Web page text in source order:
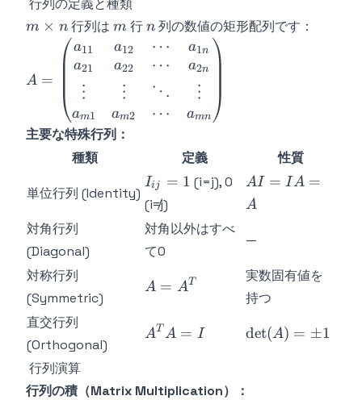
m
\times
m × n行列は m
m行n
n列の数値の矩形配列です：
\begin{pmatrix}
a_{11} &
a_{12} & \cdots
& a_{1n} \\
a_{21} &
a_{22} & \cdots
\vdots & \vdots
\vdots \\
a_{m1} &
a_{m2} &
\cdots &
a_{mn}
\end{pmatrix}
A =
a11
a21
⋮
am1
a12
a22
⋮
am2
⋯
⋯
⋱
⋯
a1n
a2n
⋮
amn
主要な特殊行列：
種類
定義 性質
単位行列 (Identity)
I_{ij}
= 1
Iij = 1 (i=j), 0
(i≠j)
AI
=
A I = I A =
A
対角行列
(Diagonal)
対角以外はすべ
て0
—
対称行列
(Symmetric)
A =
A = AT
実数固有値を
持つ
直交行列
(Orthogonal)
A^T
AT A = I
\det(A)
det(A) = ±1
行列演算
行列の積（Matrix Multiplication）：